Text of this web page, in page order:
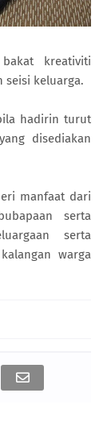
kreativiti
seisi keluarga.
hadirin turut
disediakan
manfaat dari
serta
serta
warga